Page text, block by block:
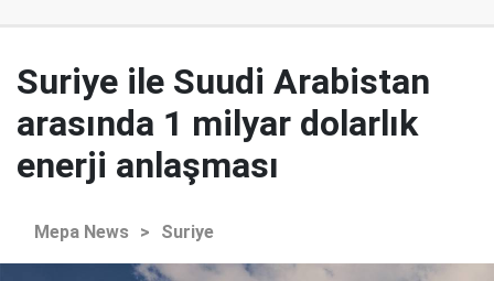
Suriye ile Suudi Arabistan
arasında 1 milyar dolarlık
enerji anlaşması
Mepa News > Suriye